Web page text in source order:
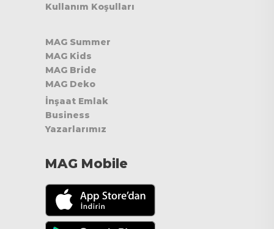
Kullanım Koşulları
MAG Summer
MAG Kids
MAG Bride
MAG Deko
İnşaat Emlak
Business
Yazarlarımız
MAG Mobile